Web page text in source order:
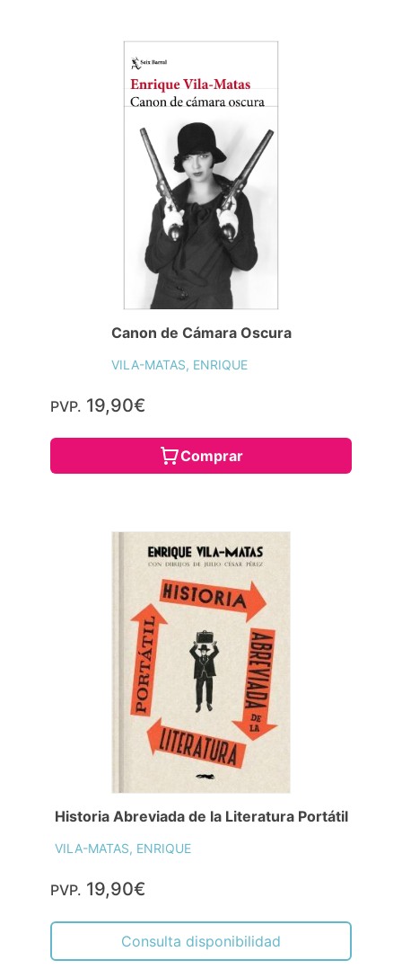
Canon de Cámara Oscura
VILA-MATAS, ENRIQUE
PVP. 19,90€
Comprar
Historia Abreviada de la Literatura Portátil
VILA-MATAS, ENRIQUE
PVP. 19,90€
Consulta disponibilidad